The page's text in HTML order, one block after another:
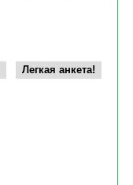
Легкая анкета!